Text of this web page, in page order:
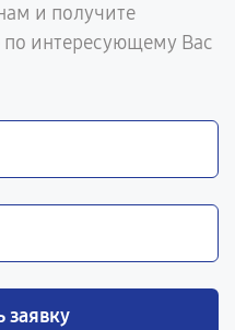
и получите
по интересующему Вас
заявку